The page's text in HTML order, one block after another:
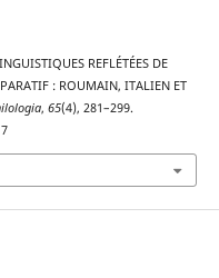
REFLÉTÉES DE
: ROUMAIN, ITALIEN ET
, 65(4), 281–299.